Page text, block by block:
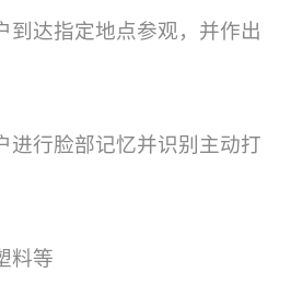
到达指定地点参观，并作出
进行脸部记忆并识别主动打
料等